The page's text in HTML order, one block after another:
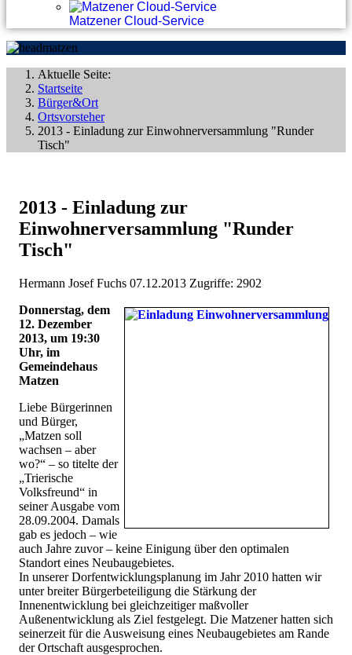
Matzener Cloud-Service
Aktuelle Seite:
Startseite
Bürger&Ort
Ortsvorsteher
2013 - Einladung zur Einwohnerversammlung "Runder
Tisch"
2013 - Einladung zur
Einwohnerversammlung "Runder
Tisch"
Hermann Josef Fuchs 07.12.2013 Zugriffe: 2902
Donnerstag, dem
12. Dezember
2013, um 19:30
Uhr, im
Gemeindehaus
Matzen
Liebe Bürgerinnen
und Bürger,
„Matzen soll
wachsen – aber
wo?“ – so titelte der
„Trierische
Volksfreund“ in
seiner Ausgabe vom
28.09.2004. Damals
gab es jedoch – wie
auch Jahre zuvor – keine Einigung über den optimalen
Standort eines Neubaugebietes.
In unserer Dorfentwicklungsplanung im Jahr 2010 hatten wir
unter breiter Bürgerbeteiligung die Stärkung der
Innenentwicklung bei gleichzeitiger maßvoller
Außenentwicklung als Ziel festgelegt. Die Matzener hatten sich
seinerzeit für die Ausweisung eines Neubaugebietes am Rande
der Ortschaft ausgesprochen.